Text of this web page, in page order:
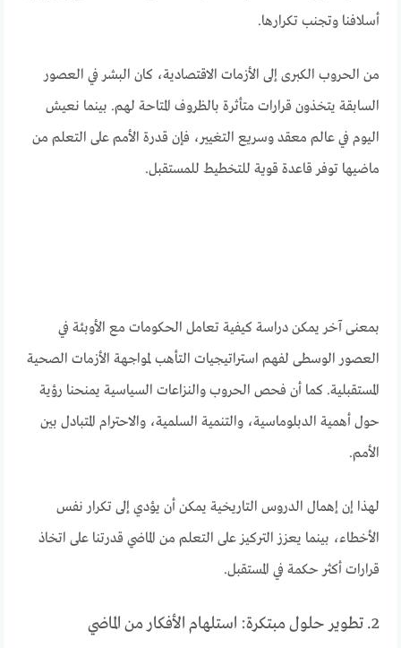
أسلافنا وتجنب تكرارها.
من الحروب الكبرى إلى الأزمات الاقتصادية، كان البشر في العصور
السابقة يتخذون قرارات متأثرة بالظروف المتاحة لهم. بينما نعيش
اليوم في عالم معقد وسريع التغيير، فإن قدرة الأمم على التعلم من
ماضيها توفر قاعدة قوية للتخطيط للمستقبل.
بمعنى آخر يمكن دراسة كيفية تعامل الحكومات مع الأوبئة في
العصور الوسطى لفهم استراتيجيات التأهب لمواجهة الأزمات الصحية
المستقبلية. كما أن فحص الحروب والنزاعات السياسية يمنحنا رؤية
حول أهمية الدبلوماسية، والتنمية السلمية، والاحترام المتبادل بين
الأمم.
لهذا إن إهمال الدروس التاريخية يمكن أن يؤدي إلى تكرار نفس
الأخطاء، بينما يعزز التركيز على التعلم من الماضي قدرتنا على اتخاذ
قرارات أكثر حكمة في المستقبل.
2. تطوير حلول مبتكرة: استلهام الأفكار من الماضي